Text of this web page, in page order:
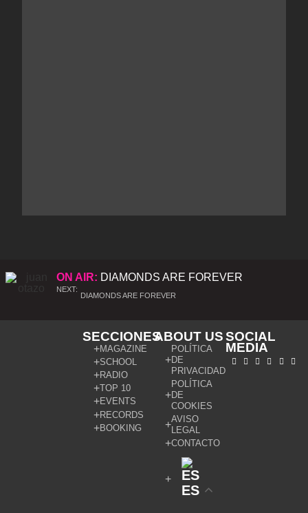
ON AIR: DIAMONDS ARE FOREVER
NEXT:
DIAMONDS ARE FOREVER
SECCIONES
MAGAZINE
SCHOOL
RADIO
TOP 10
EVENTS
RECORDS
BOOKING
ABOUT US
POLÍTICA
DE
PRIVACIDAD
POLÍTICA
DE
COOKIES
AVISO
LEGAL
CONTACTO
ES
SOCIAL
MEDIA